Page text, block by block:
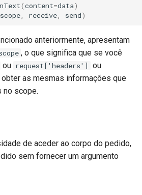
(content=data)
scope receive send)
anteriormente, apresentam
, o que significa que se você
ou request['headers'] ou
obter as mesmas informações que
no scope.
de aceder ao corpo do pedido,
sem fornecer um argumento